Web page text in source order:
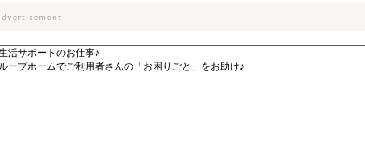
活サポートのお仕事♪
ープホームでご利用者さんの「お困りごと」をお助け♪